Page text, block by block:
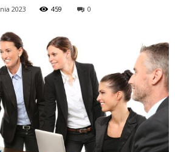
2023 459 0